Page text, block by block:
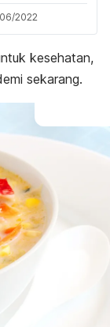
2022
kesehatan,
sekarang.